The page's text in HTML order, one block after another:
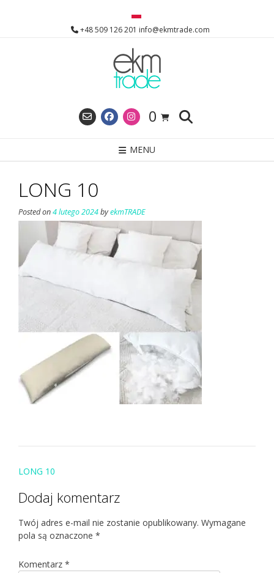
+48 509 126 201 info@ekmtrade.com
0
MENU
LONG 10
Posted on4 lutego 2024byekmTRADE
Post
LONG 10
Dodaj komentarz
Twój adres e-mail nie zostanie opublikowany. Wymagane
pola są oznaczone *
Komentarz *